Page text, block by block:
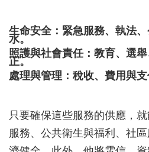
生命安全：緊急服務、執法
水。
照護與社會責任：教育、選
正。
處理與管理：稅收、費用與支
只要確保這些服務的供應，
服務、公共衛生與福利、社